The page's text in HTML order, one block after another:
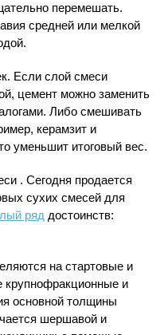
перемешать.
средней или мелкой
Если слой смеси
цемент можно заменить
Либо смешивать
керамзит и
уменьшит итоговый вес.
. Сегодня продается
сухих смесей для
ряд достоинств:
на стартовые и
и
основной толщины
шершавой и